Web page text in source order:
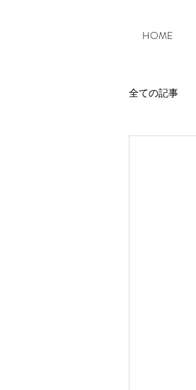
HOME
全ての記事